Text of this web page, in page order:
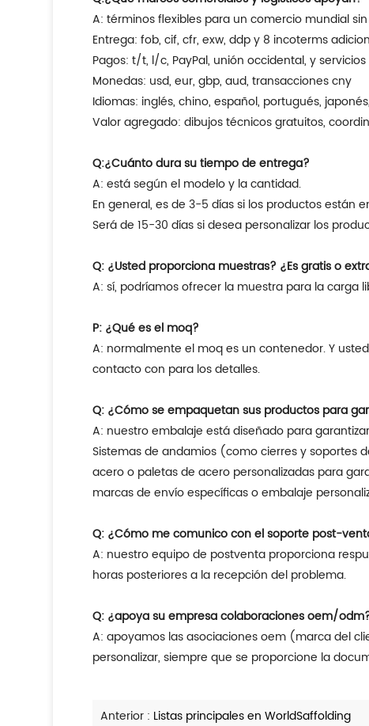
A: términos flexibles para un comercio mundial
Entrega: fob, cif, cfr, exw, ddp y 8 incoterms
Pagos: t/t, l/c, PayPal, unión occidental, y
Monedas: usd, eur, gbp, aud, transacciones cny
Idiomas: inglés, chino, español, portugués,
Valor agregado: dibujos técnicos gratuitos,
Q:¿Cuánto dura su tiempo de entrega?
A: está según el modelo y la cantidad.
En general, es de 3-5 días si los productos están
Será de 15-30 días si desea personalizar los
Q: ¿Usted proporciona muestras? ¿Es gratis o
A: sí, podríamos ofrecer la muestra para la
P: ¿Qué es el moq?
A: normalmente el moq es un contenedor. Y usted puede mezclar diversos artículos en un container.but para el requisito especial, usted puede entrarnos en
contacto con para los detalles.
Q: ¿Cómo se empaquetan sus productos para
A: nuestro embalaje está diseñado para
Sistemas de andamios (como cierres y soportes
acero o paletas de acero personalizadas para
marcas de envío específicas o embalaje
Q: ¿Cómo me comunico con el soporte post-
A: nuestro equipo de postventa proporciona respuesta 24/7 a través de correo electrónico oficial/whatsapp/teléfono, ofreciendo soluciones dentro de las 24
horas posteriores a la recepción del problema.
Q: ¿apoya su empresa colaboraciones oem/
A: apoyamos las asociaciones oem (marca del cliente) y odm (diseño personalizado). Los colores, logotipos y envases de los productos se pueden
personalizar, siempre que se proporcione la
Anterior : Listas principales en WorldSaffolding